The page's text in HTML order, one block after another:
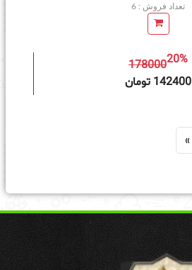
تعداد فروش : 6
17800020%
142400 تومان
»